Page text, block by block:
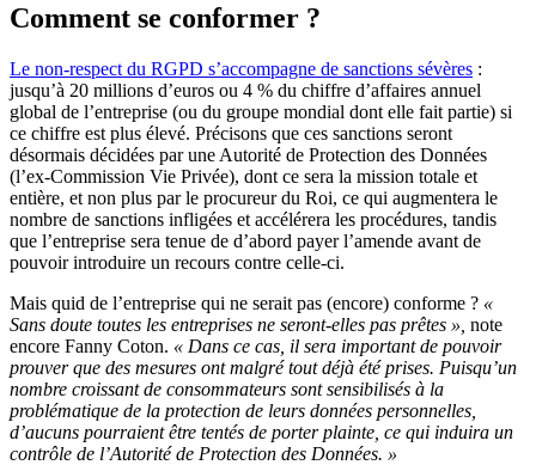
Comment se conformer ?
Le non-respect du RGPD s’accompagne de sanctions sévères :
jusqu’à 20 millions d’euros ou 4 % du chiffre d’affaires annuel
global de l’entreprise (ou du groupe mondial dont elle fait partie) si
ce chiffre est plus élevé. Précisons que ces sanctions seront
désormais décidées par une Autorité de Protection des Données
(l’ex-Commission Vie Privée), dont ce sera la mission totale et
entière, et non plus par le procureur du Roi, ce qui augmentera le
nombre de sanctions infligées et accélérera les procédures, tandis
que l’entreprise sera tenue de d’abord payer l’amende avant de
pouvoir introduire un recours contre celle-ci.
Mais quid de l’entreprise qui ne serait pas (encore) conforme ? «
Sans doute toutes les entreprises ne seront-elles pas prêtes », note
encore Fanny Coton. « Dans ce cas, il sera important de pouvoir
prouver que des mesures ont malgré tout déjà été prises. Puisqu’un
nombre croissant de consommateurs sont sensibilisés à la
problématique de la protection de leurs données personnelles,
d’aucuns pourraient être tentés de porter plainte, ce qui induira un
contrôle de l’Autorité de Protection des Données. »